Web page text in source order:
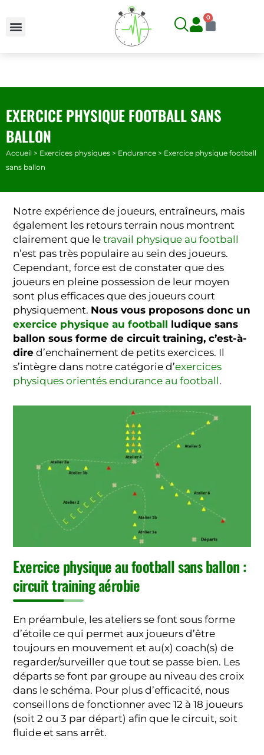
contenu
0
Panier
EXERCICE PHYSIQUE FOOTBALL SANS
BALLON
Accueil > Exercices physiques > Endurance > Exercice physique football
sans ballon
Notre expérience de joueurs, entraîneurs, mais
également les retours terrain nous montrent
clairement que letravail physique au football
n’est pas très populaire au sein des joueurs.
Cependant, force est de constater que des
joueurs en pleine possession de leur moyen
sont plus efficaces que des joueurs court
physiquement. Nous vous proposons donc un
exercice physique au football ludique sans
ballon sous forme de circuit training, c’est-à-
dire d’enchaînement de petits exercices. Il
s’intègre dans notre catégorie d’exercices
physiques orientés endurance au football.
Exercice physique au football sans ballon :
circuit training aérobie
En préambule, les ateliers se font sous forme
d’étoile ce qui permet aux joueurs d’être
toujours en mouvement et au(x) coach(s) de
regarder/surveiller que tout se passe bien. Les
départs se font par groupe au niveau des croix
dans le schéma. Pour plus d’efficacité, nous
conseillons de fonctionner avec 12 à 18 joueurs
(soit 2 ou 3 par départ) afin que le circuit, soit
fluide et sans arrêt.